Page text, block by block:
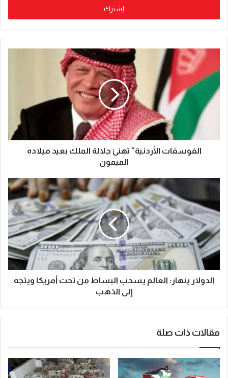
الفوسفات الأردنية” تهنئ جلالة الملك بعيد ميلاده
الميمون
الدولار ينهار: العالم يسحب البساط من تحت أمريكا ويتجه
إلى الذهب
مقالات ذات صلة